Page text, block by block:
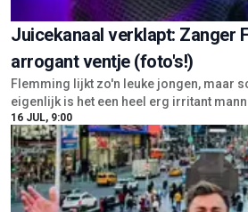
Juicekanaal verklapt: Zanger
arrogant ventje (foto's!)
Flemming lijkt zo'n leuke jongen, maar
eigenlijk is het een heel erg irritant
16 JUL, 9:00